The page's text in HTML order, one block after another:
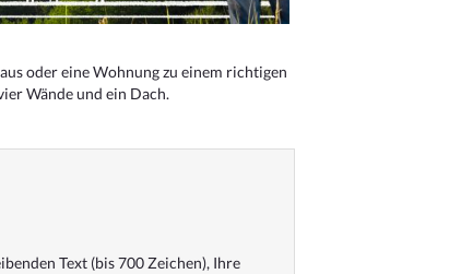
oder eine Wohnung zu einem richtigen
Wände und ein Dach.
Text (bis 700 Zeichen), Ihre